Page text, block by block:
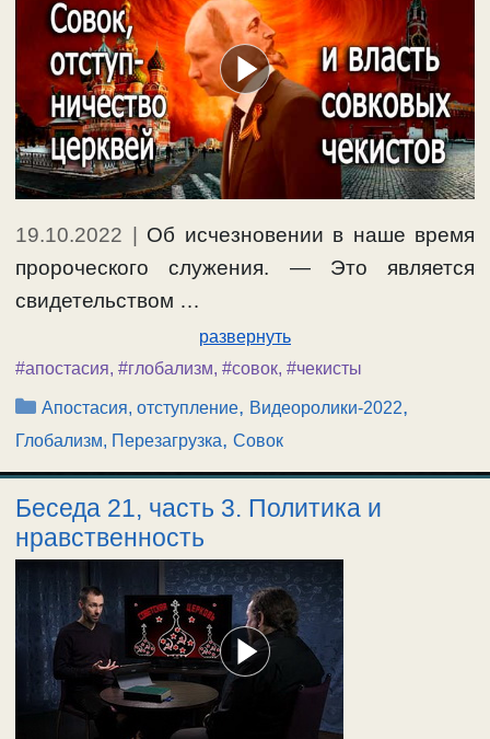
19.10.2022
Об исчезновении в наше время
пророческого служения. — Это является
свидетельством …
развернуть
#апостасия, #глобализм, #совок, #чекисты
Рубрики
Апостасия, отступление, Видеоролики-2022,
Глобализм, Перезагрузка, Совок
Беседа 21, часть 3. Политика и
нравственность